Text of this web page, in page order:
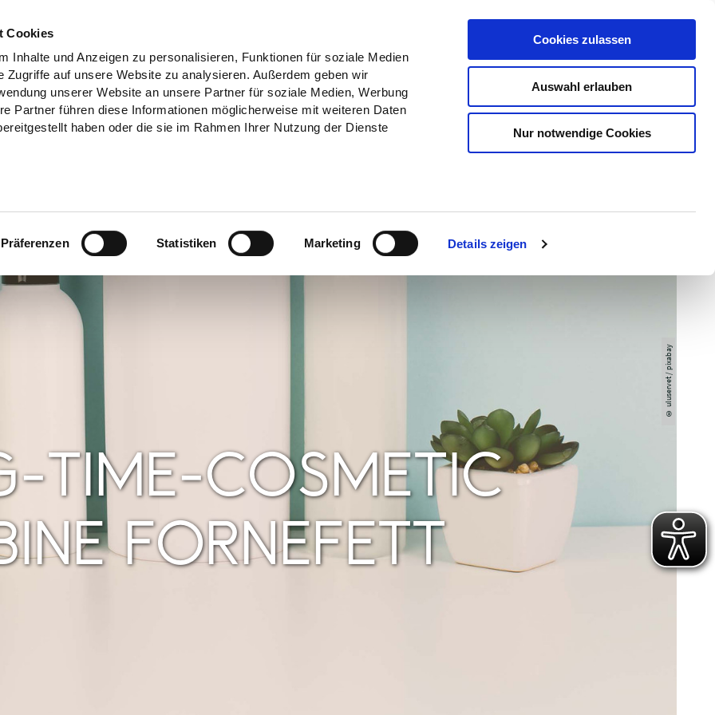
Cookies
Inhalte und Anzeigen zu personalisieren, Funktionen für soziale Medien
Zugriffe auf unsere Website zu analysieren. Außerdem geben wir
unserer Website an unsere Partner für soziale Medien, Werbung
Partner führen diese Informationen möglicherweise mit weiteren Daten
haben oder die sie im Rahmen Ihrer Nutzung der Dienste
Präferenzen Statistiken Marketing Details zeigen
Cookies zulassen
Auswahl erlauben
Nur notwendige Cookies
Erlebnisse Buchen
© uluservet / pixabay
TIME-COSMETIC
FORNEFETT